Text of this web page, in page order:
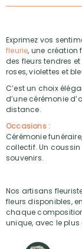
Exprimez vos
fleurie, une création
des fleurs tendres
roses, violettes et
C’est un choix
d’une cérémonie
distance.
Occasions :
Cérémonie
collectif. Un
souvenirs.
Nos artisans
fleurs disponibles,
chaque
unique, avec le